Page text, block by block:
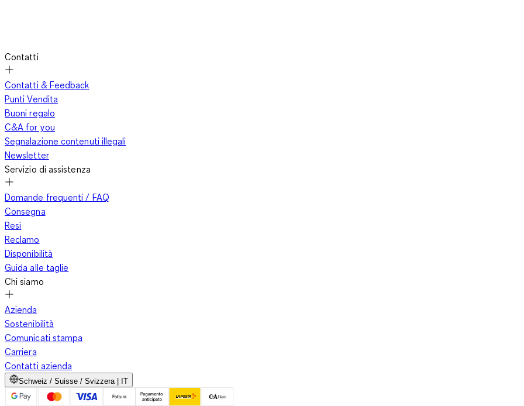
Contatti
Contatti & Feedback
Punti Vendita
Buoni regalo
C&A for you
Segnalazione contenuti illegali
Newsletter
Servizio di assistenza
Domande frequenti / FAQ
Consegna
Resi
Reclamo
Disponibilità
Guida alle taglie
Chi siamo
Azienda
Sostenibilità
Comunicati stampa
Carriera
Contatti azienda
Schweiz / Suisse / Svizzera | IT